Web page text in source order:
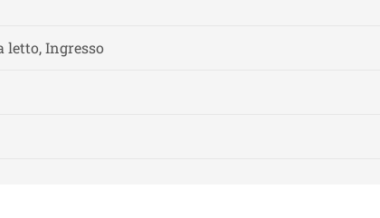
letto, Ingresso